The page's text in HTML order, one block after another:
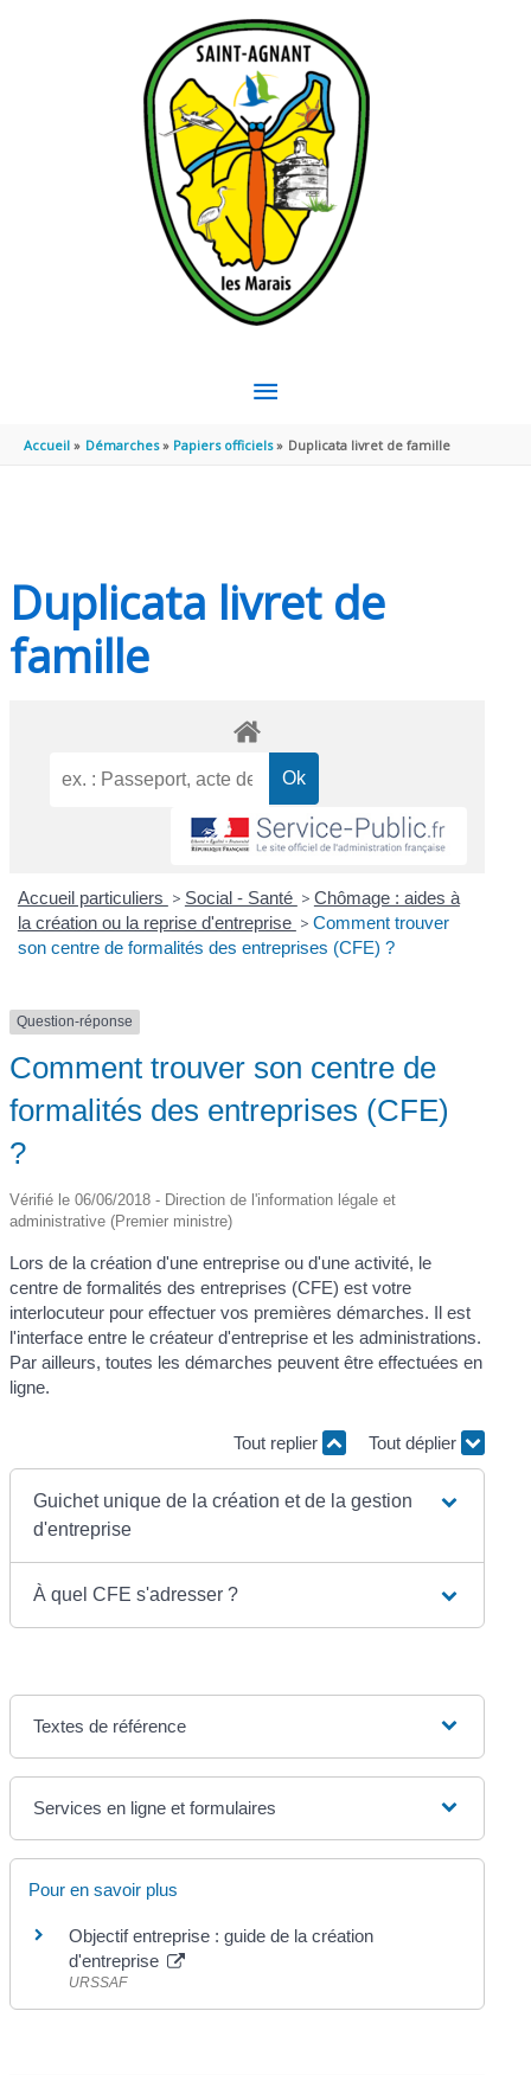
MENU
PRINCIPAL
Accueil Démarches Papiers officiels Duplicata livret de famille
Duplicata livret de
famille
Accueil particuliers > Social - Santé > Chômage : aides à
la création ou la reprise d'entreprise > Comment trouver
son centre de formalités des entreprises (CFE) ?
Question-réponse
Comment trouver son centre de
formalités des entreprises (CFE)
?
Vérifié le 06/06/2018 - Direction de l'information légale et
administrative (Premier ministre)
Lors de la création d'une entreprise ou d'une activité, le
centre de formalités des entreprises (CFE) est votre
interlocuteur pour effectuer vos premières démarches. Il est
l'interface entre le créateur d'entreprise et les administrations.
Par ailleurs, toutes les démarches peuvent être effectuées en
ligne.
Tout replier Tout déplier
Guichet unique de la création et de la gestion
d'entreprise
À quel CFE s'adresser ?
Textes de référence
Services en ligne et formulaires
Pour en savoir plus
Objectif entreprise : guide de la création
d'entreprise
URSSAF